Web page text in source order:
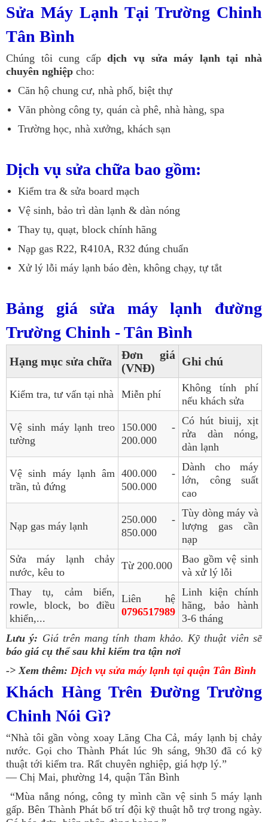
Sửa Máy Lạnh Tại Trường Chinh
Tân Bình
Chúng tôi cung cấpdịch vụ sửa máy lạnh tại nhà
chuyên nghiệp cho:
Căn hộ chung cư, nhà phố, biệt thự
Văn phòng công ty, quán cà phê, nhà hàng, spa
Trường học, nhà xưởng, khách sạn
Dịch vụ sửa chữa bao gồm:
Kiểm tra & sửa board mạch
Vệ sinh, bảo trì dàn lạnh & dàn nóng
Thay tụ, quạt, block chính hãng
Nạp gas R22, R410A, R32 đúng chuẩn
Xử lý lỗi máy lạnh báo đèn, không chạy, tự tắt
Bảng giá sửa máy lạnh đường
Trường Chinh - Tân Bình
Hạng mục sửa chữa
Đơn giá
(VNĐ)
Ghi chú
Kiểm tra, tư vấn tại nhà Miễn phí
Không tính phí
nếu khách sửa
Vệ sinh máy lạnh treo
tường
150.000 -
200.000
Có hút biuij, xịt
rửa dàn nóng,
dàn lạnh
Vệ sinh máy lạnh âm
trần, tủ đứng
400.000 -
500.000
Dành cho máy
lớn, công suất
cao
Nạp gas máy lạnh
250.000 -
850.000
Tùy dòng máy và
lượng gas cần
nạp
Sửa máy lạnh chảy
nước, kêu to
Từ 200.000
Bao gồm vệ sinh
và xử lý lỗi
Thay tụ, cảm biến,
rowle, block, bo điều
khiển,...
Liên hệ
0796517989
Linh kiện chính
hãng, bảo hành
3-6 tháng
Lưu ý: Giá trên mang tính tham khảo. Kỹ thuật viên sẽ
báo giá cụ thể sau khi kiểm tra tận nơi
-> Xem thêm: Dịch vụ sửa máy lạnh tại quận Tân Bình
Khách Hàng Trên Đường Trường
Chinh Nói Gì?
“Nhà tôi gần vòng xoay Lăng Cha Cả, máy lạnh bị chảy
nước. Gọi cho Thành Phát lúc 9h sáng, 9h30 đã có kỹ
thuật tới kiểm tra. Rất chuyên nghiệp, giá hợp lý.”
— Chị Mai, phường 14, quận Tân Bình
“Mùa nắng nóng, công ty mình cần vệ sinh 5 máy lạnh
gấp. Bên Thành Phát bố trí đội kỹ thuật hỗ trợ trong ngày.